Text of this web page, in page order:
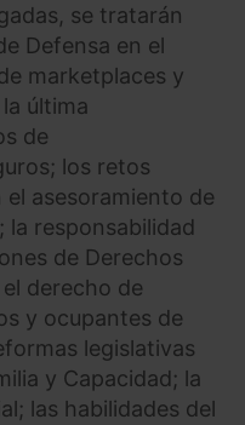
se tratarán
Defensa en el
marketplaces y
última
de
los retos
asesoramiento de
la responsabilidad
de Derechos
derecho de
y ocupantes de
legislativas
y Capacidad; la
las habilidades del